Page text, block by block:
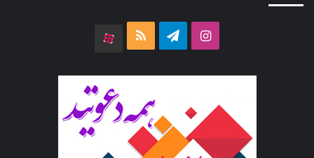
اینستاگرامتلگرام خوراک